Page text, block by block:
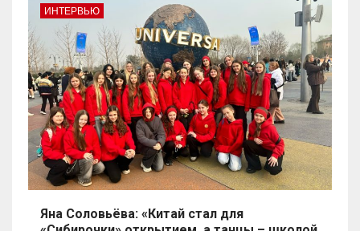
ИНТЕРВЬЮ
Яна Соловьёва: «Китай стал для